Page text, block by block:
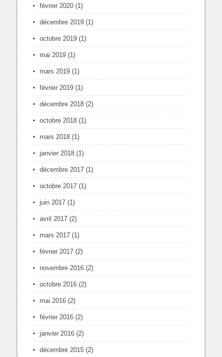
février 2020 (1)
décembre 2019 (1)
octobre 2019 (1)
mai 2019 (1)
mars 2019 (1)
février 2019 (1)
décembre 2018 (2)
octobre 2018 (1)
mars 2018 (1)
janvier 2018 (1)
décembre 2017 (1)
octobre 2017 (1)
juin 2017 (1)
avril 2017 (2)
mars 2017 (1)
février 2017 (2)
novembre 2016 (2)
octobre 2016 (2)
mai 2016 (2)
février 2016 (2)
janvier 2016 (2)
décembre 2015 (2)